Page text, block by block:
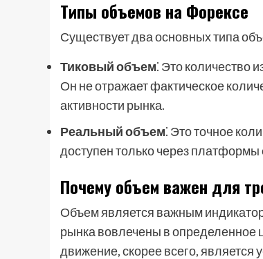
Типы объемов на Форексе
Существует два основных типа
Тиковый объем⁚ Это количество
Он не отражает фактическое
активности рынка.
Реальный объем⁚ Это точное
доступен только через
Почему объем важен для
Объем является важным
рынка вовлечены в определенное
движение, скорее всего,